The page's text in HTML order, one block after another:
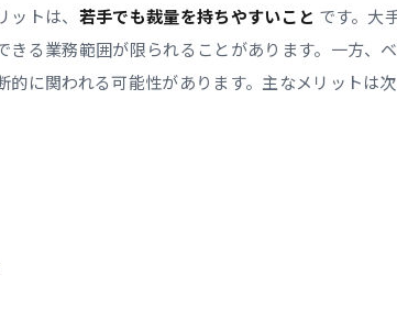
トは、 若手でも裁量を持ちやすいこと です。大
きる業務範囲が限られることがあります。一方、
に関われる可能性があります。主なメリットは次